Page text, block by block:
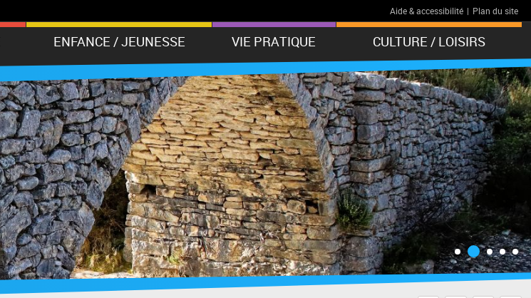
Aide & accessibilité | Plan du site
ENFANCE / JEUNESSE VIE PRATIQUE CULTURE / LOISIRS